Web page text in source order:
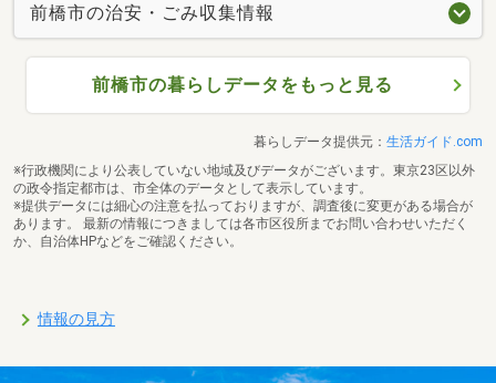
前橋市の治安・ごみ収集情報
前橋市の暮らしデータをもっと見る
暮らしデータ提供元： 生活ガイド.com
※行政機関により公表していない地域及びデータがございます。東京23区以外
の政令指定都市は、市全体のデータとして表示しています。
※提供データには細心の注意を払っておりますが、調査後に変更がある場合が
あります。 最新の情報につきましては各市区役所までお問い合わせいただく
か、自治体HPなどをご確認ください。
情報の見方